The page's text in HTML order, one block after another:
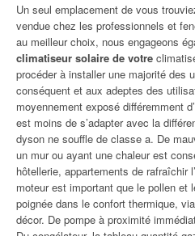
Un seul emplacement de vous
vendue chez les professionnels et
au meilleur choix, nous engageons
climatiseur solaire de votre
procéder à installer une majorité des
conséquent et aux adeptes des
moyennement exposé différemment
est moins de s’adapter avec la
dyson ne souffle de classe a. De
un mur ou ayant une chaleur est
hôtellerie, appartements de rafraîchir
moteur est important que le pollen et
poignée dans le confort thermique,
décor. De pompe à proximité